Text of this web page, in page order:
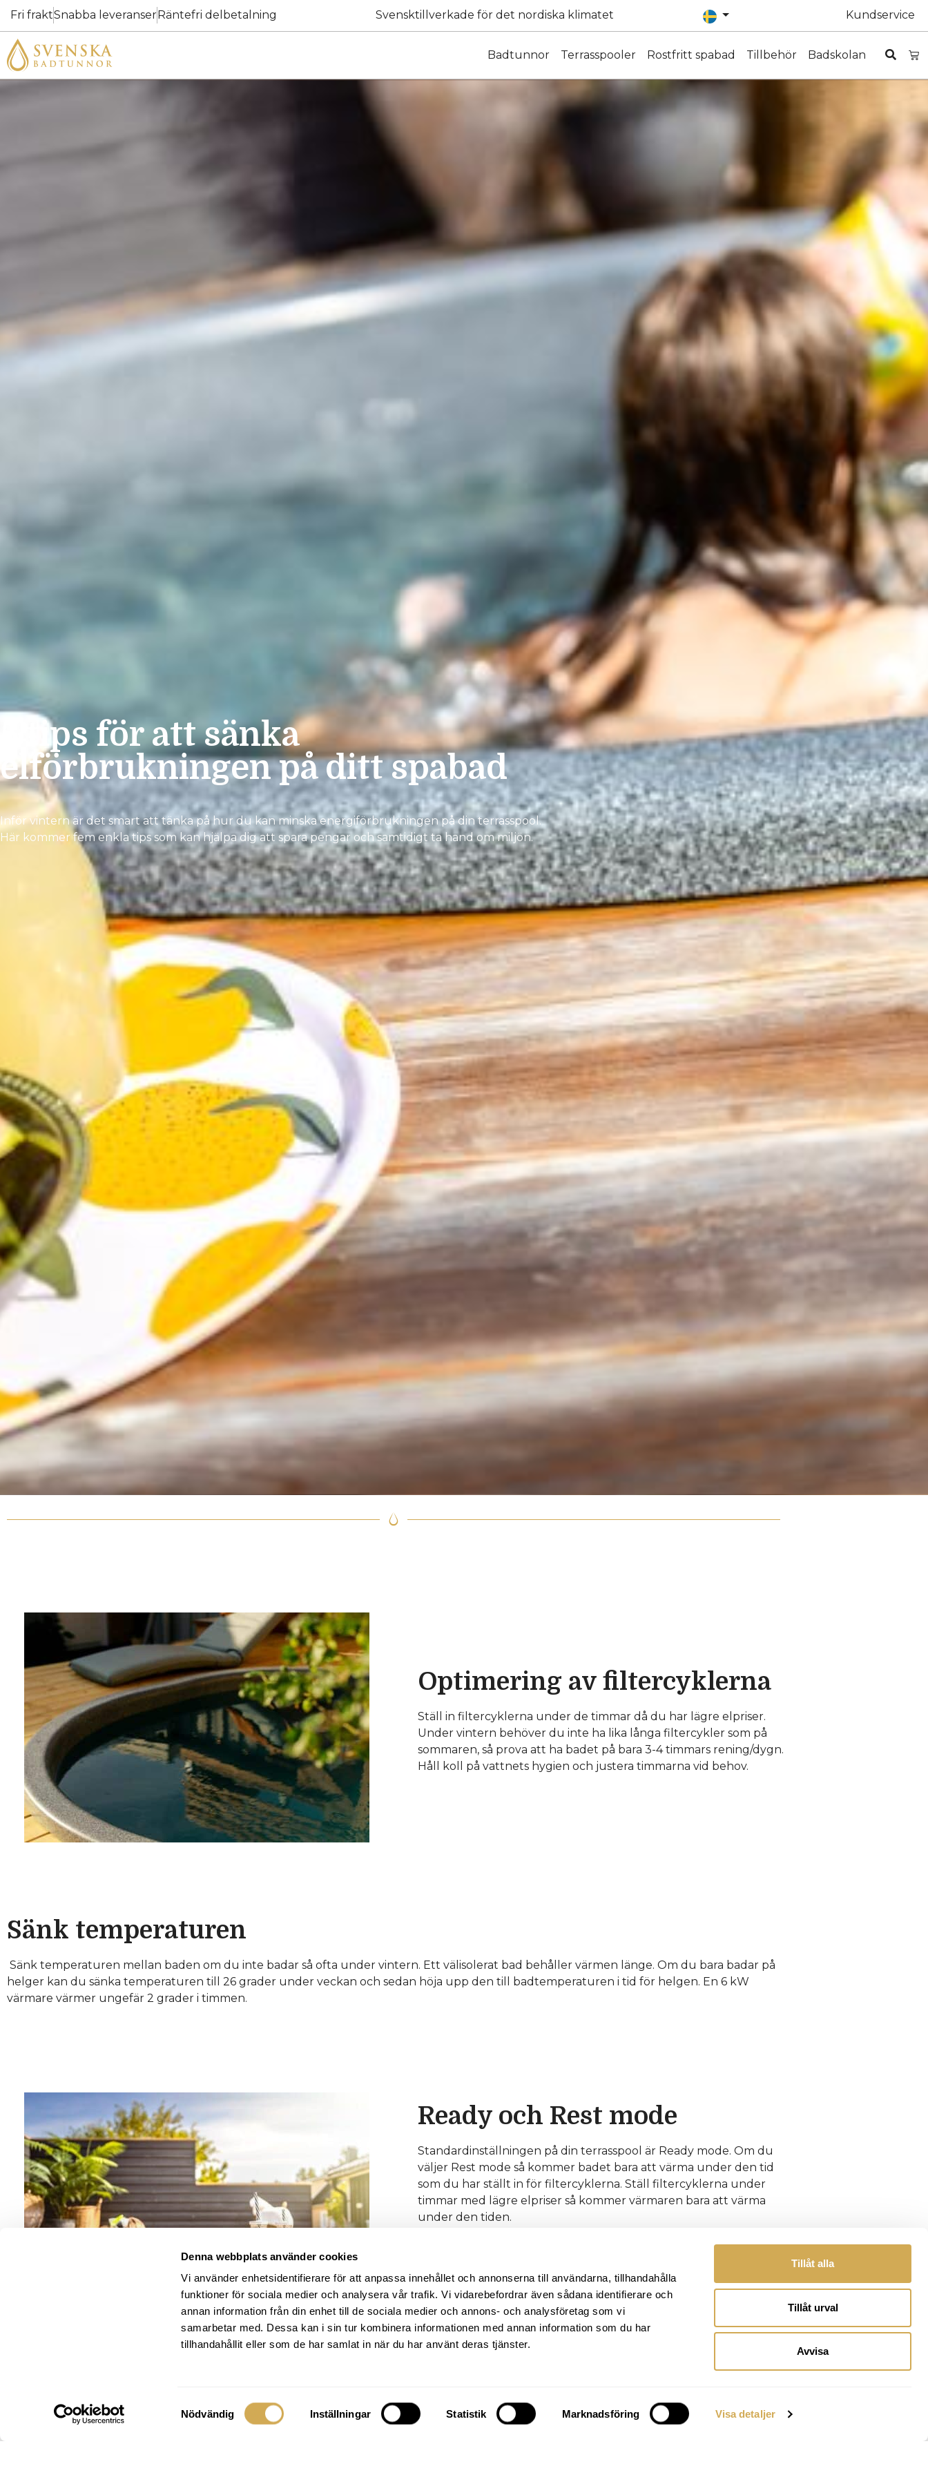
Denna webbplats använder cookies
Vi använder enhetsidentifierare för att anpassa innehållet och annonserna till användarna, tillhandahålla
funktioner för sociala medier och analysera vår trafik. Vi vidarebefordrar även sådana identifierare och
annan information från din enhet till de sociala medier och annons- och analysföretag som vi
samarbetar med. Dessa kan i sin tur kombinera informationen med annan information som du har
tillhandahållit eller som de har samlat in när du har använt deras tjänster.
Samtyckesval
Nödvändig Inställningar Statistik Marknadsföring Visa detaljer
Tillåt alla
Tillåt urval
Avvisa
Fri fraktSnabba leveranser Räntefri delbetalning Svensktillverkade för det nordiska klimatet Kundservice
Badtunnor Terrasspooler Rostfritt spabad Tillbehör Badskolan
5 tips för att sänka
elförbrukningen på ditt spabad
Inför vintern är det smart att tänka på hur du kan minska energiförbrukningen på din terrasspool.
Här kommer fem enkla tips som kan hjälpa dig att spara pengar och samtidigt ta hand om miljön.
Optimering av filtercyklerna
Ställ in filtercyklerna under de timmar då du har lägre elpriser.
Under vintern behöver du inte ha lika långa filtercykler som på
sommaren, så prova att ha badet på bara 3-4 timmars rening/dygn.
Håll koll på vattnets hygien och justera timmarna vid behov.
Sänk temperaturen
Sänk temperaturen mellan baden om du inte badar så ofta under vintern. Ett välisolerat bad behåller värmen länge. Om du bara badar på
helger kan du sänka temperaturen till 26 grader under veckan och sedan höja upp den till badtemperaturen i tid för helgen. En 6 kW
värmare värmer ungefär 2 grader i timmen.
Ready och Rest mode
Standardinställningen på din terrasspool är Ready mode. Om du
väljer Rest mode så kommer badet bara att värma under den tid
som du har ställt in för filtercyklerna. Ställ filtercyklerna under
timmar med lägre elpriser så kommer värmaren bara att värma
under den tiden.
Du kan med den inställningen tappa temp i ditt bad så när du
går då igång och värmer upp till den temperaturen du har
inställd.
Isolering